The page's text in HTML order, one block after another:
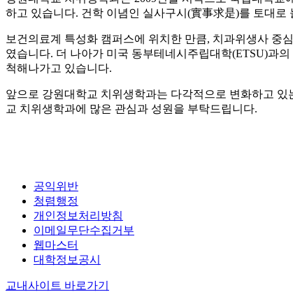
하고 있습니다. 건학 이념인 실사구시(實事求是)를 토대
보건의료계 특성화 캠퍼스에 위치한 만큼, 치과위생사 중
였습니다. 더 나아가 미국 동부테네시주립대학(ETSU)과
척해나가고 있습니다.
앞으로 강원대학교 치위생학과는 다각적으로 변화하고
교 치위생학과에 많은 관심과 성원을 부탁드립니다.
공익위반
청렴행정
개인정보처리방침
이메일무단수집거부
웹마스터
대학정보공시
교내사이트 바로가기